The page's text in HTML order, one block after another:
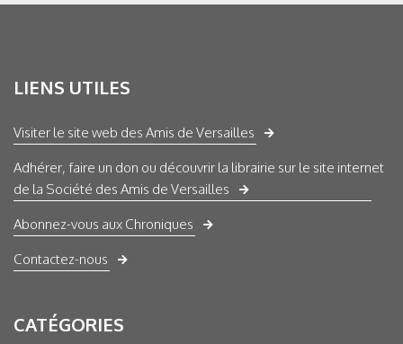
LIENS UTILES
Visiter le site web des Amis de Versailles
Adhérer, faire un don ou découvrir la librairie sur le site internet
de la Société des Amis de Versailles
Abonnez-vous aux Chroniques
Contactez-nous
CATÉGORIES